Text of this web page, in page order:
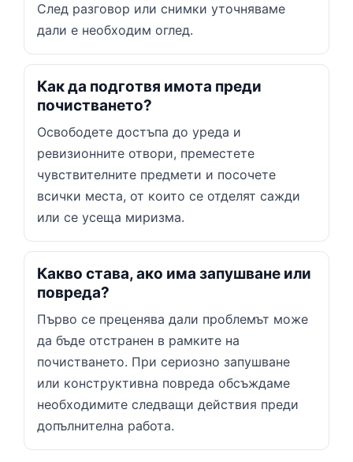
След разговор или снимки уточняваме
дали е необходим оглед.
Как да подготвя имота преди
почистването?
Освободете достъпа до уреда и
ревизионните отвори, преместете
чувствителните предмети и посочете
всички места, от които се отделят сажди
или се усеща миризма.
Какво става, ако има запушване или
повреда?
Първо се преценява дали проблемът може
да бъде отстранен в рамките на
почистването. При сериозно запушване
или конструктивна повреда обсъждаме
необходимите следващи действия преди
допълнителна работа.